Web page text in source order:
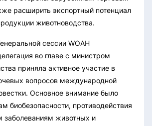
расширить экспортный потенциал
животноводства.
сессии WOAH
во главе с министром
приняла активное участие в
вопросов международной
Основное внимание было
биобезопасности, противодействия
заболеваниям животных и